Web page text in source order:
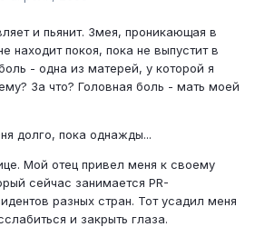
и пьянит. Змея, проникающая в
находит покоя, пока не выпустит в
- одна из матерей, у которой я
За что? Головная боль - мать моей
долго, пока однажды...
Мой отец привел меня к своему
сейчас занимается PR-
разных стран. Тот усадил меня
и закрыть глаза.